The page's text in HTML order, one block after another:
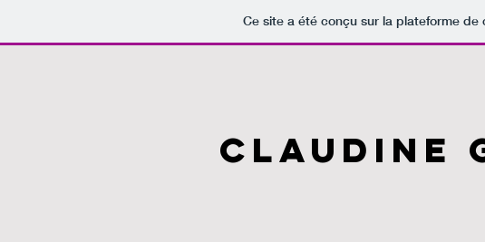
Ce site a été conçu sur la plateforme
CLAUDINE